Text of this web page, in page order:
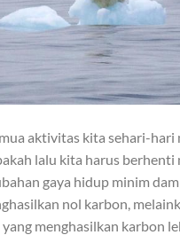
aktivitas kita sehari-hari
lalu kita harus berhenti
gaya hidup minim
nol karbon,
menghasilkan karbon